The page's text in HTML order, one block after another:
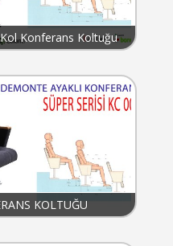
Konferans Koltuğu
KOLTUĞU